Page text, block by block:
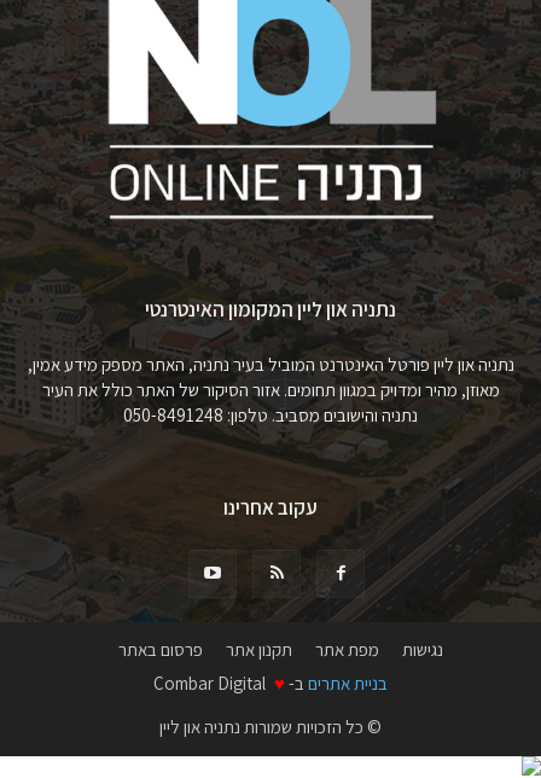
נתניה און ליין המקומון האינטרנטי
נתניה און ליין פורטל האינטרנט המוביל בעיר נתניה, האתר מספק מידע אמין,
מאוזן, מהיר ומדויק במגוון תחומים. אזור הסיקור של האתר כולל את העיר
נתניה והישובים מסביב. טלפון: 050-8491248
עקוב אחרינו
נגישות מפת אתר תקנון אתר
פרסום באתר
בניית אתרים ב- ♥
© כל הזכויות שמורות נתניה און ליין